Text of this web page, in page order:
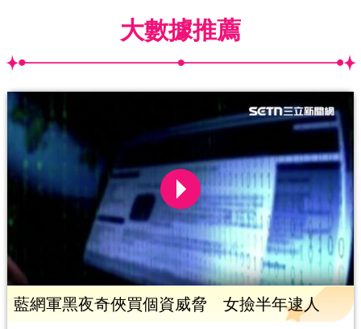
大數據推薦
藍網軍黑夜奇俠買個資威脅 女撿半年逮人